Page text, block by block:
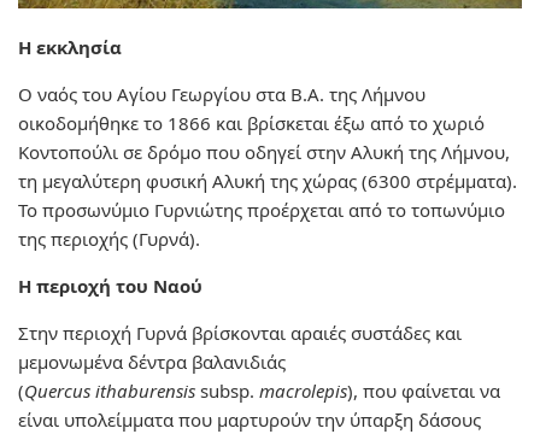
Η εκκλησία
Ο ναός του Αγίου Γεωργίου στα Β.Α. της Λήμνου
οικοδομήθηκε το 1866 και βρίσκεται έξω από το χωριό
Κοντοπούλι σε δρόμο που οδηγεί στην Αλυκή της Λήμνου,
τη μεγαλύτερη φυσική Αλυκή της χώρας (6300 στρέμματα).
Το προσωνύμιο Γυρνιώτης προέρχεται από το τοπωνύμιο
της περιοχής (Γυρνά).
Η περιοχή του Ναού
Στην περιοχή Γυρνά βρίσκονται αραιές συστάδες και
μεμονωμένα δέντρα βαλανιδιάς
(Quercus ithaburensis subsp. macrolepis), που φαίνεται να
είναι υπολείμματα που μαρτυρούν την ύπαρξη δάσους